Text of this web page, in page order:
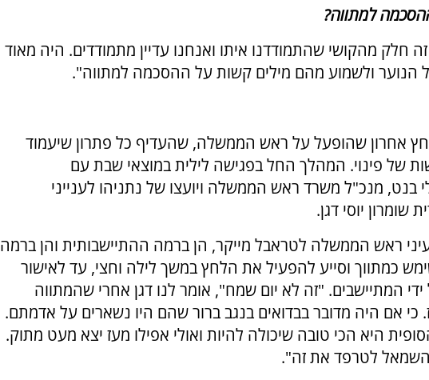
למתווה?
חלק מהקושי שהתמודדנו איתו ואנחנו עדיין מתמודדים. היה מאוד
הנוער ולשמוע מהם מילים קשות על ההסכמה למתווה".
אחרון שהופעל על ראש הממשלה, שהעדיף כל פתרון שיעמוד
של פינוי. המהלך החל בפגישה לילית במוצאי שבת עם
מנכ"ל משרד ראש הממשלה ויועצו של נתניהו לענייני
יוסי דגן.
ראש הממשלה לטראבל מייקר, הן ברמה ההתיישבותית והן ברמה
כמתווך וסייע להפעיל את הלחץ במשך לילה וחצי, עד לאישור
המתיישבים. "זה לא יום שמח", אומר לנו דגן אחרי שהמתווה
כי אם היה מדובר בבדואים בנגב ברור שהם היו נשארים על אדמתם.
היא הכי טובה שיכולה להיות ואולי אפילו מעז יצא מעט מתוק.
השמאל לטרפד את זה".